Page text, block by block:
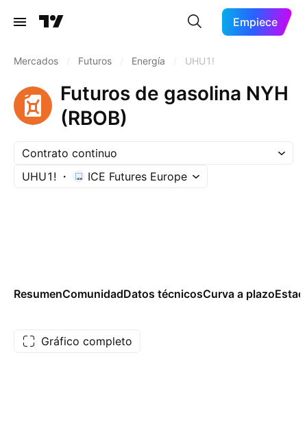
Empiece
Mercados Futuros Energía UHU1!
Futuros de gasolina NYH
(RBOB)
Contrato continuo
UHU1!
ICE Futures Europe
ResumenComunidadDatos técnicosCurva a plazo
Gráfico completo